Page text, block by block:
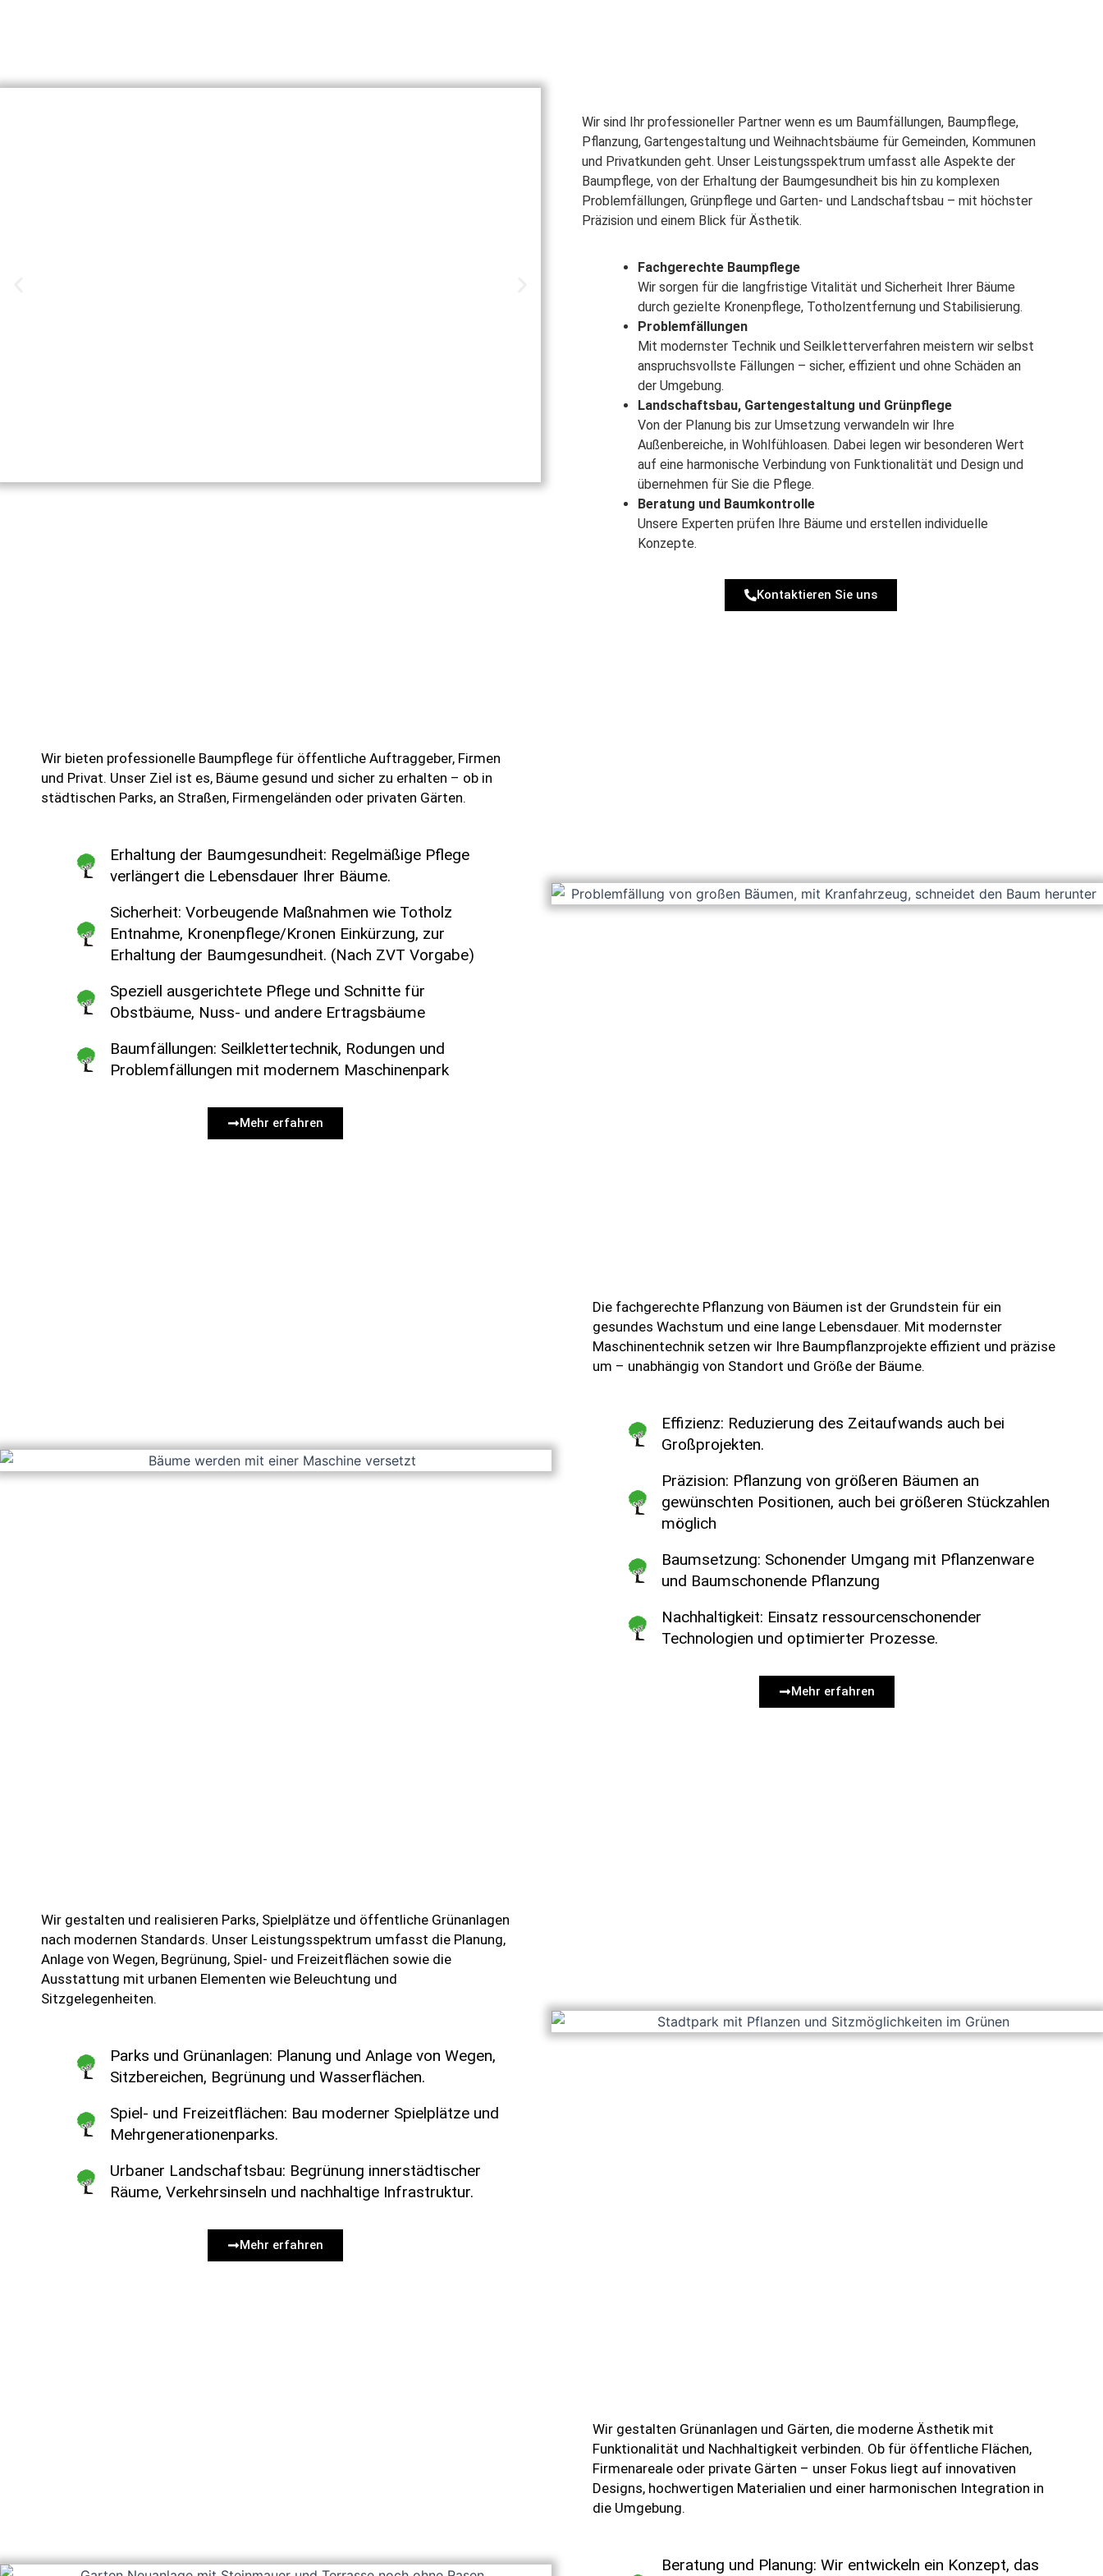
Wir sind Ihr professioneller Partner wenn es um Baumfällungen, Baumpflege,
Pflanzung, Gartengestaltung und Weihnachtsbäume für Gemeinden, Kommunen
und Privatkunden geht. Unser Leistungsspektrum umfasst alle Aspekte der
Baumpflege, von der Erhaltung der Baumgesundheit bis hin zu komplexen
Problemfällungen, Grünpflege und Garten- und Landschaftsbau – mit höchster
Präzision und einem Blick für Ästhetik.
Fachgerechte Baumpflege
Wir sorgen für die langfristige Vitalität und Sicherheit Ihrer Bäume
durch gezielte Kronenpflege, Totholzentfernung und Stabilisierung.
Problemfällungen
Mit modernster Technik und Seilkletterverfahren meistern wir selbst
anspruchsvollste Fällungen – sicher, effizient und ohne Schäden an
der Umgebung.
Landschaftsbau, Gartengestaltung und Grünpflege
Von der Planung bis zur Umsetzung verwandeln wir Ihre
Außenbereiche, in Wohlfühloasen. Dabei legen wir besonderen Wert
auf eine harmonische Verbindung von Funktionalität und Design und
übernehmen für Sie die Pflege.
Beratung und Baumkontrolle
Unsere Experten prüfen Ihre Bäume und erstellen individuelle
Konzepte.
Kontaktieren Sie uns
Wir bieten professionelle Baumpflege für öffentliche Auftraggeber, Firmen
und Privat. Unser Ziel ist es, Bäume gesund und sicher zu erhalten – ob in
städtischen Parks, an Straßen, Firmengeländen oder privaten Gärten.
Erhaltung der Baumgesundheit: Regelmäßige Pflege
verlängert die Lebensdauer Ihrer Bäume.
Sicherheit: Vorbeugende Maßnahmen wie Totholz
Entnahme, Kronenpflege/Kronen Einkürzung, zur
Erhaltung der Baumgesundheit. (Nach ZVT Vorgabe)
Speziell ausgerichtete Pflege und Schnitte für
Obstbäume, Nuss- und andere Ertragsbäume
Baumfällungen: Seilklettertechnik, Rodungen und
Problemfällungen mit modernem Maschinenpark
Mehr erfahren
Die fachgerechte Pflanzung von Bäumen ist der Grundstein für ein
gesundes Wachstum und eine lange Lebensdauer. Mit modernster
Maschinentechnik setzen wir Ihre Baumpflanzprojekte effizient und präzise
um – unabhängig von Standort und Größe der Bäume.
Effizienz: Reduzierung des Zeitaufwands auch bei
Großprojekten.
Präzision: Pflanzung von größeren Bäumen an
gewünschten Positionen, auch bei größeren Stückzahlen
möglich
Baumsetzung: Schonender Umgang mit Pflanzenware
und Baumschonende Pflanzung
Nachhaltigkeit: Einsatz ressourcenschonender
Technologien und optimierter Prozesse.
Mehr erfahren
Wir gestalten und realisieren Parks, Spielplätze und öffentliche Grünanlagen
nach modernen Standards. Unser Leistungsspektrum umfasst die Planung,
Anlage von Wegen, Begrünung, Spiel- und Freizeitflächen sowie die
Ausstattung mit urbanen Elementen wie Beleuchtung und
Sitzgelegenheiten.
Parks und Grünanlagen: Planung und Anlage von Wegen,
Sitzbereichen, Begrünung und Wasserflächen.
Spiel- und Freizeitflächen: Bau moderner Spielplätze und
Mehrgenerationenparks.
Urbaner Landschaftsbau: Begrünung innerstädtischer
Räume, Verkehrsinseln und nachhaltige Infrastruktur.
Mehr erfahren
Wir gestalten Grünanlagen und Gärten, die moderne Ästhetik mit
Funktionalität und Nachhaltigkeit verbinden. Ob für öffentliche Flächen,
Firmenareale oder private Gärten – unser Fokus liegt auf innovativen
Designs, hochwertigen Materialien und einer harmonischen Integration in
die Umgebung.
Beratung und Planung: Wir entwickeln ein Konzept, das